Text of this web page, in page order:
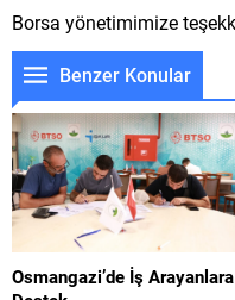
Borsa yönetimimize
Benzer Konular
Osmangazi’de İş Arayanlara